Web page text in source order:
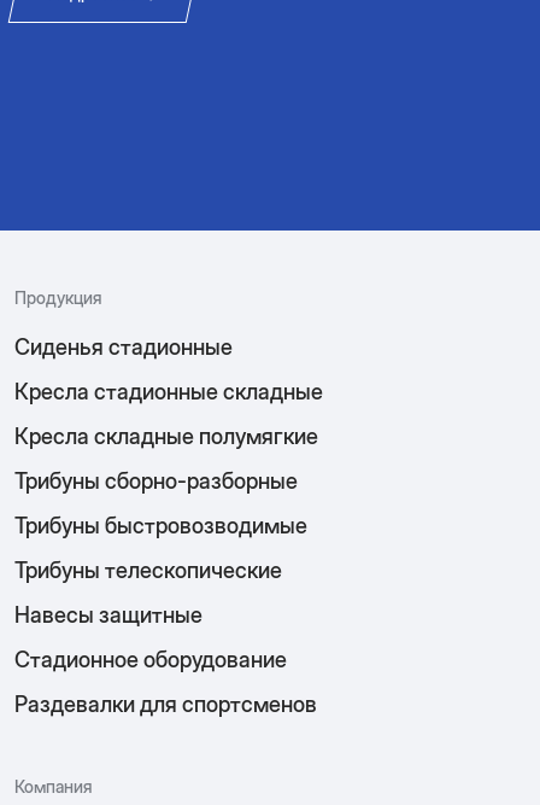
«Гостевое обслуживание», «VVIP» (по классификации
Продукция
Сиденья стадионные
Кресла стадионные складные
Кресла складные полумягкие
Трибуны сборно-разборные
Трибуны быстровозводимые
Трибуны телескопические
Навесы защитные
Стадионное оборудование
Раздевалки для спортсменов
Компания